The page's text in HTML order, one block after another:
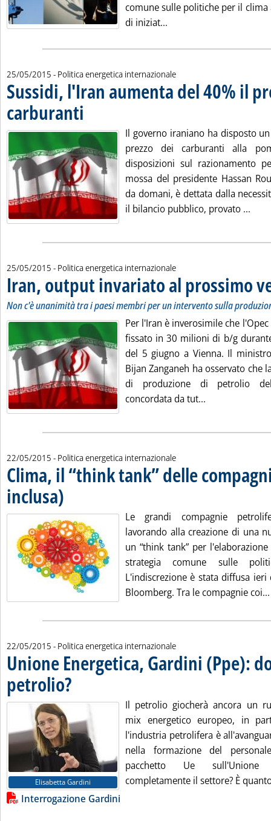
comune sulle politiche per il
di iniziat...
25/05/2015 - Politica energetica internazionale
Sussidi, l'Iran aumenta del 40% il
carburanti
Il governo iraniano ha disposto
prezzo dei carburanti alla
disposizioni sul razionamento
mossa del presidente Hassan
da domani, è dettata dalla
il bilancio pubblico, provato ...
25/05/2015 - Politica energetica internazionale
Iran, output invariato al prossimo
Non c'è unanimità tra i paesi membri per un intervento sulla
Per l'Iran è inverosimile che
fissato in 30 milioni di b/g
del 5 giugno a Vienna. Il
Bijan Zanganeh ha osservato che
di produzione di petrolio
concordata da tut...
22/05/2015 - Politica energetica internazionale
Clima, il “think tank” delle
inclusa)
Le grandi compagnie
lavorando alla creazione di una
un “think tank” per
strategia comune sulle
L'indiscrezione è stata diffusa ieri
Bloomberg. Tra le compagnie coi...
22/05/2015 - Politica energetica internazionale
Unione Energetica, Gardini (Ppe):
petrolio?. Pubblicata venerdì 22 maggio 2015 alle 14.20.
Elisabetta Gardini
Il petrolio giocherà ancora un
mix energetico europeo, in
l'industria petrolifera è
nella formazione del
pacchetto Ue sull'Unione
completamente il settore? È
Lista allegati PDF alla notizia
Interrogazione Gardini